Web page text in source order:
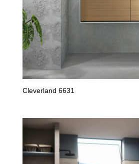
Cleverland 6631